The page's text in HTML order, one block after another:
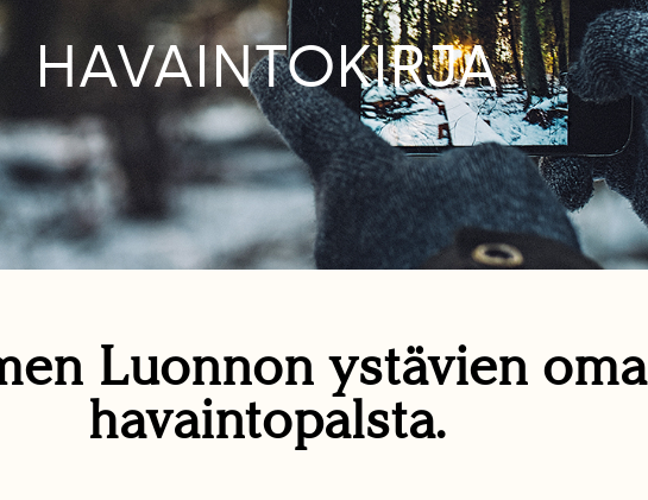
HAVAINTOKIRJA
Luonnon ystävien oma
havaintopalsta.